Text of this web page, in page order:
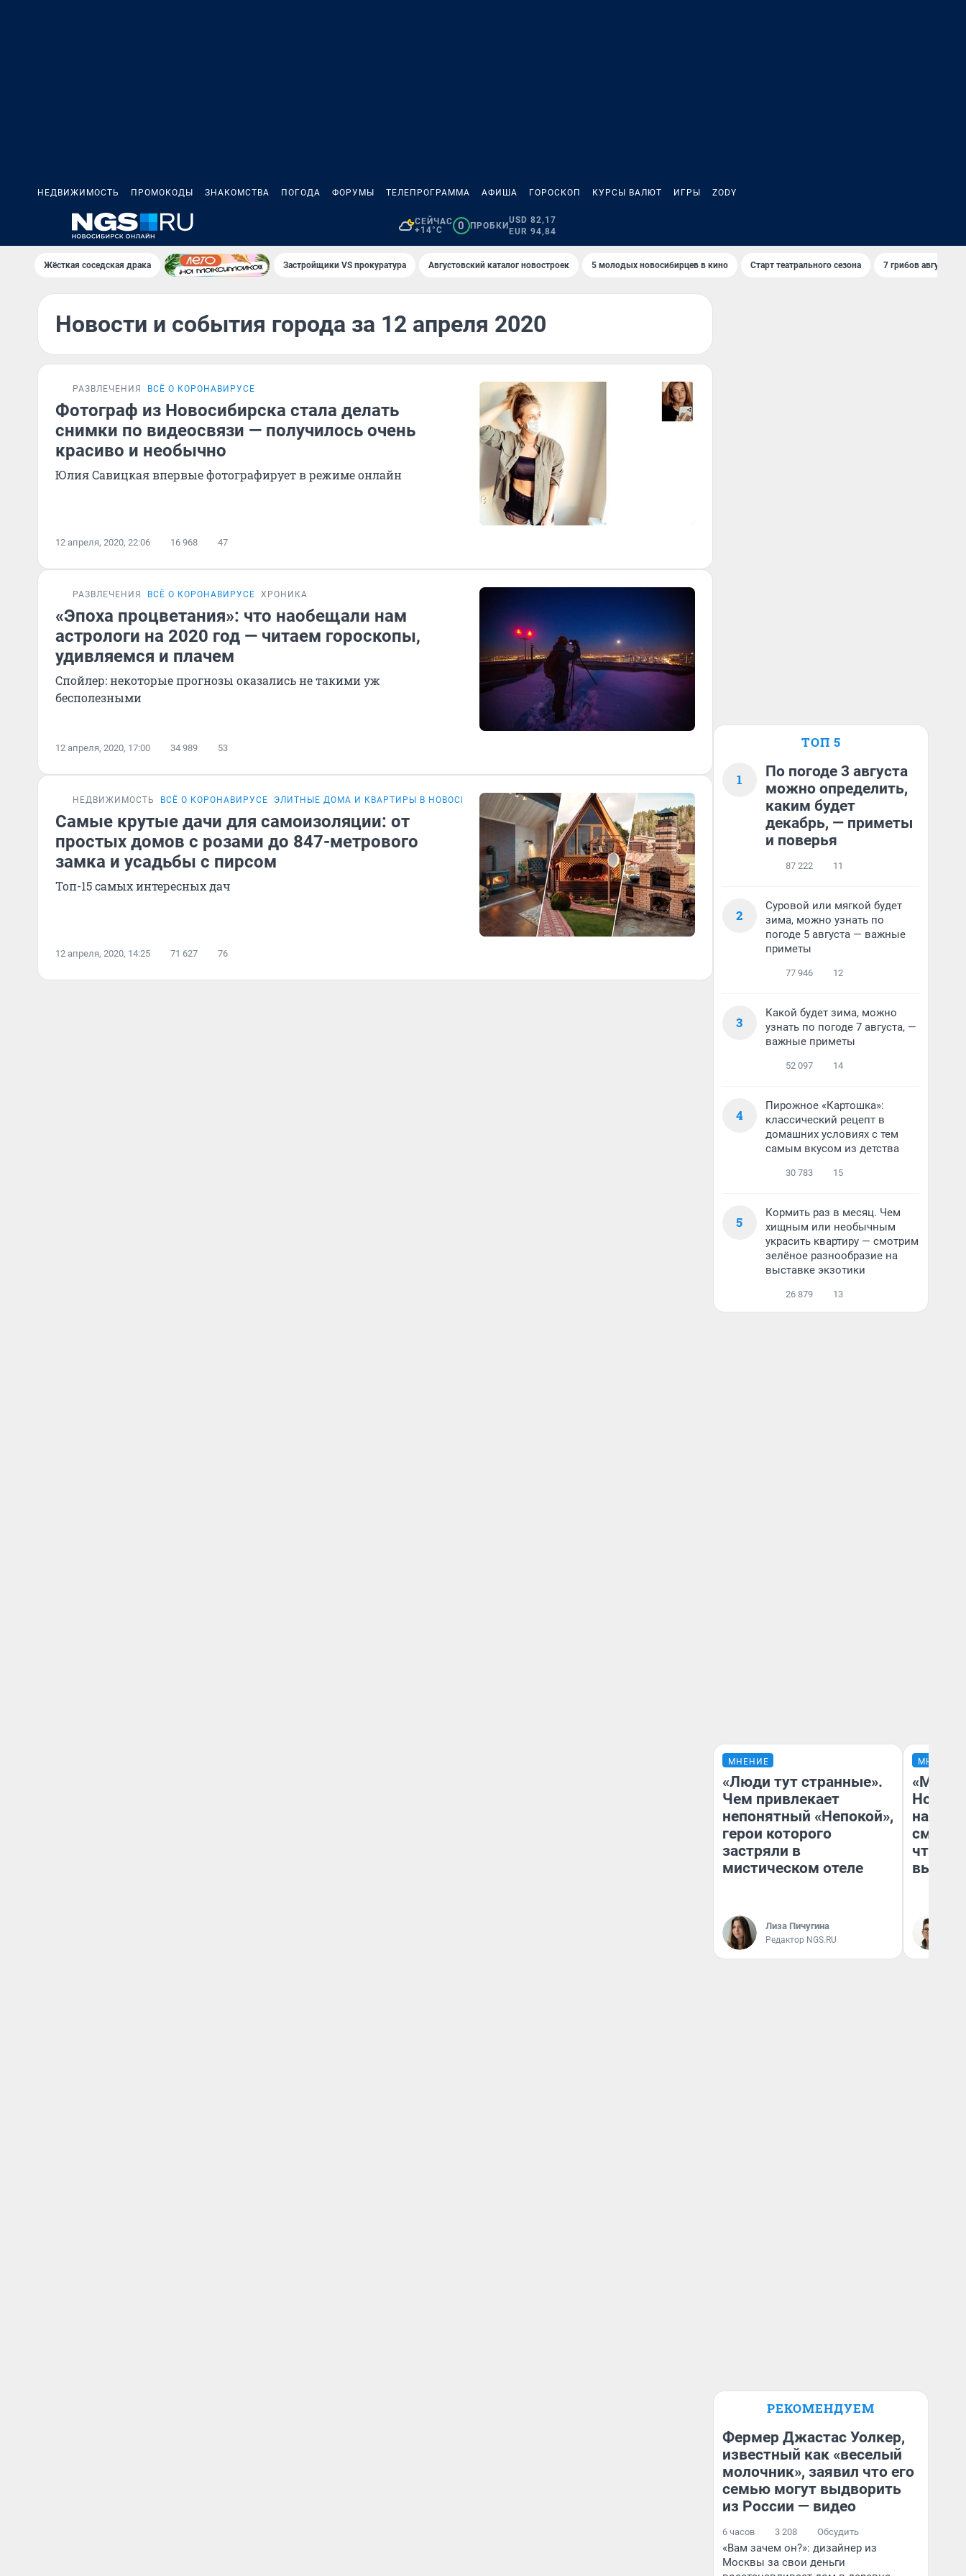
НЕДВИЖИМОСТЬ ПРОМОКОДЫ ЗНАКОМСТВА ПОГОДА ФОРУМЫ ТЕЛЕПРОГРАММА АФИША ГОРОСКОП КУРСЫ ВАЛЮТ ИГРЫ ZODY
СЕЙЧАС
+14°C
0 ПРОБКИ
USD 82,17
EUR 94,84
Жёсткая соседская драка Застройщики VS прокуратура Августовский каталог новостроек 5 молодых новосибирцев в кино Старт театрального сезона 7 грибов августа
Новости и события города за 12 апреля 2020
РАЗВЛЕЧЕНИЯ ВСЁ О КОРОНАВИРУСЕ
Фотограф из Новосибирска стала делать
снимки по видеосвязи — получилось очень
красиво и необычно
Юлия Савицкая впервые фотографирует в режиме онлайн
12 апреля, 2020, 22:06 16 968 47
РАЗВЛЕЧЕНИЯ ВСЁ О КОРОНАВИРУСЕ ХРОНИКА
«Эпоха процветания»: что наобещали нам
астрологи на 2020 год — читаем гороскопы,
удивляемся и плачем
Спойлер: некоторые прогнозы оказались не такими уж
бесполезными
12 апреля, 2020, 17:00 34 989 53
НЕДВИЖИМОСТЬ ВСЁ О КОРОНАВИРУСЕ ЭЛИТНЫЕ ДОМА И КВАРТИРЫ В НОВОСИБИРСКЕ ОБЗОР
Самые крутые дачи для самоизоляции: от
простых домов с розами до 847-метрового
замка и усадьбы с пирсом
Топ-15 самых интересных дач
12 апреля, 2020, 14:25 71 627 76
ТОП 5
1
По погоде 3 августа
можно определить,
каким будет
декабрь, — приметы
и поверья
87 222 11
2
Суровой или мягкой будет
зима, можно узнать по
погоде 5 августа — важные
приметы
77 946 12
3
Какой будет зима, можно
узнать по погоде 7 августа, —
важные приметы
52 097 14
4
Пирожное «Картошка»:
классический рецепт в
домашних условиях с тем
самым вкусом из детства
30 783 15
5
Кормить раз в месяц. Чем
хищным или необычным
украсить квартиру — смотрим
зелёное разнообразие на
выставке экзотики
26 879 13
МНЕНИЕ
«Люди тут странные».
Чем привлекает
непонятный «Непокой»,
герои которого
застряли в
мистическом отеле
Лиза Пичугина
Редактор NGS.RU
МНЕНИЕ
«Мы
чтобы
РЕКОМЕНДУЕМ
Фермер Джастас Уолкер,
известный как «веселый
молочник», заявил что его
семью могут выдворить
из России — видео
6 часов 3 208 Обсудить
«Вам зачем он?»: дизайнер из
Москвы за свои деньги